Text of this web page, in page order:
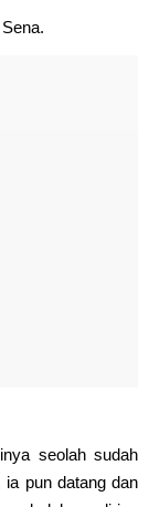
seolah sudah
ia pun datang dan